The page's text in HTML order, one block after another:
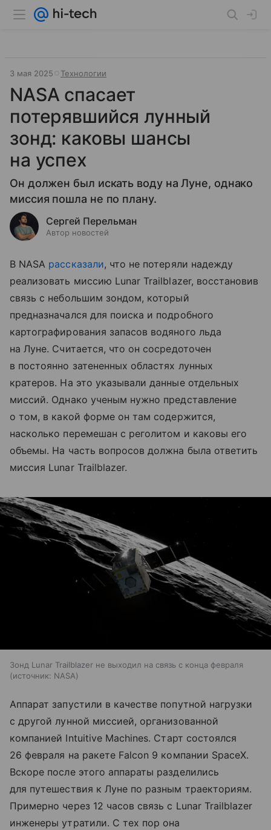
3 мая 2025 Технологии
NASA спасает
потерявшийся лунный
зонд: каковы шансы
на успех
Он должен был искать воду на Луне, однако
миссия пошла не по плану.
Сергей Перельман
Автор новостей
В NASA рассказали, что не потеряли надежду
реализовать миссию Lunar Trailblazer, восстановив
связь с небольшим зондом, который
предназначался для поиска и подробного
картографирования запасов водяного льда
на Луне. Считается, что он сосредоточен
в постоянно затененных областях лунных
кратеров. На это указывали данные отдельных
миссий. Однако ученым нужно представление
о том, в какой форме он там содержится,
насколько перемешан с реголитом и каковы его
объемы. На часть вопросов должна была ответить
миссия Lunar Trailblazer.
Зонд Lunar Trailblazer не выходил на связь с конца февраля
источник: NASA
Аппарат запустили в качестве попутной нагрузки
с другой лунной миссией, организованной
компанией Intuitive Machines. Старт состоялся
26 февраля на ракете Falcon 9 компании SpaceX.
Вскоре после этого аппараты разделились
для путешествия к Луне по разным траекториям.
Примерно через 12 часов связь с Lunar Trailblazer
инженеры утратили. С тех пор она